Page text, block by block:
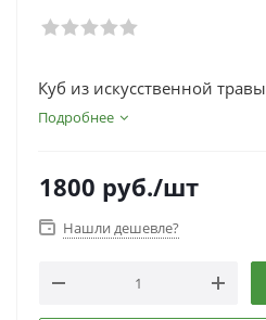
Куб из искусственной травы
Подробнее
1800 руб./шт
Нашли дешевле?